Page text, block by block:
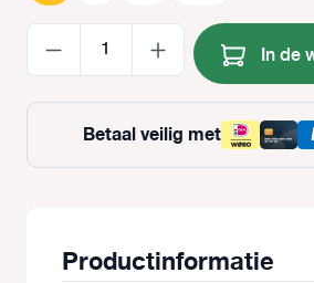
In de
Betaal veilig met
Productinformatie